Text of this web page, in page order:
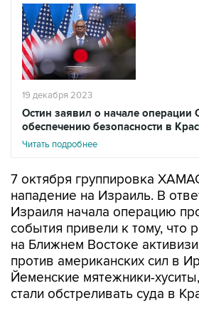
19 декабря 2023
Остин заявил о начале операции
обеспечению безопасности в
Читать подробнее
7 октября группировка
Израиля начала операцию
события привели к тому, что
на Ближнем Востоке
против американских сил в
Йеменские мятежники-
стали обстреливать суда в
18 декабря министр